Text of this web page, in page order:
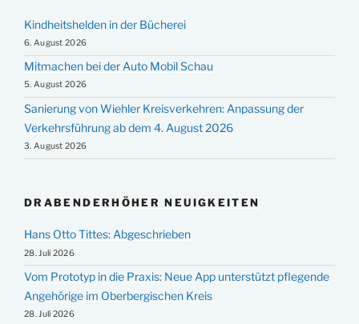
Kindheitshelden in der Bücherei
6. August 2026
Mitmachen bei der Auto Mobil Schau
5. August 2026
Sanierung von Wiehler Kreisverkehren: Anpassung der
Verkehrsführung ab dem 4. August 2026
3. August 2026
DRABENDERHÖHER NEUIGKEITEN
Hans Otto Tittes: Abgeschrieben
28. Juli 2026
Vom Prototyp in die Praxis: Neue App unterstützt pflegende
Angehörige im Oberbergischen Kreis
28. Juli 2026